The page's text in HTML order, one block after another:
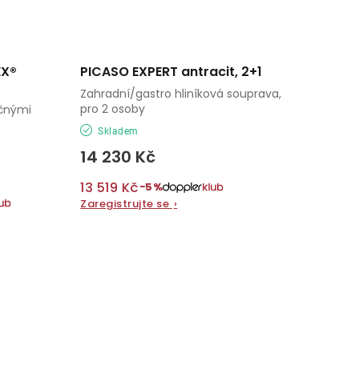
PICASO EXPERT antracit, 2+1
Skladem
14 230 Kč
13 519 Kč−5%
Zaregistrujte se ›
Zahradní/gastro hliníková souprava,
pro 2 osoby